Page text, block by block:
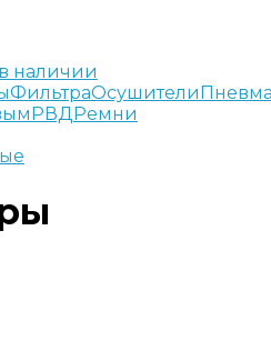
наличии
ФильтраОсушители
РВДРемни